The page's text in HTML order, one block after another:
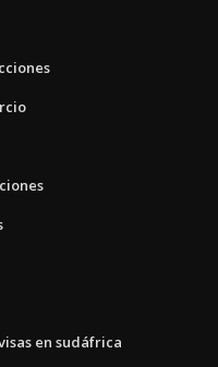
en sudáfrica